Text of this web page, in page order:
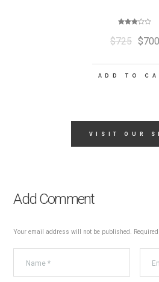
3.00
out of 5
$725 $700
ADD TO
VISIT OUR
Add Comment
Your email address will not be published.